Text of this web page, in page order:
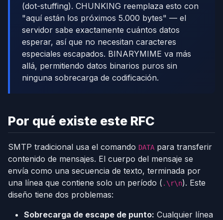
(dot-stuffing). CHUNKING reemplaza esto con
"aquí están los próximos 5.000 bytes" — el
servidor sabe exactamente cuántos datos
esperar, así que no necesitan caracteres
especiales escapados. BINARYMIME va más
allá, permitiendo datos binarios puros sin
ninguna sobrecarga de codificación.
Por qué existe este RFC
SMTP tradicional usa el comando DATA para transferir
contenido de mensajes. El cuerpo del mensaje se
envía como una secuencia de texto, terminada por
una línea que contiene solo un período ( .\r\n). Este
diseño tiene dos problemas:
Sobrecarga de escape de punto: Cualquier línea